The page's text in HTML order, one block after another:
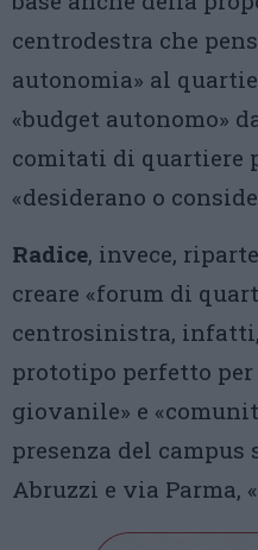
centrodestra che
autonomia» al
«budget autonomo»
comitati di quartiere
«desiderano o
Radice, invece,
creare «forum di
centrosinistra,
prototipo perfetto
giovanile» e
presenza del
Abruzzi e via Parma,